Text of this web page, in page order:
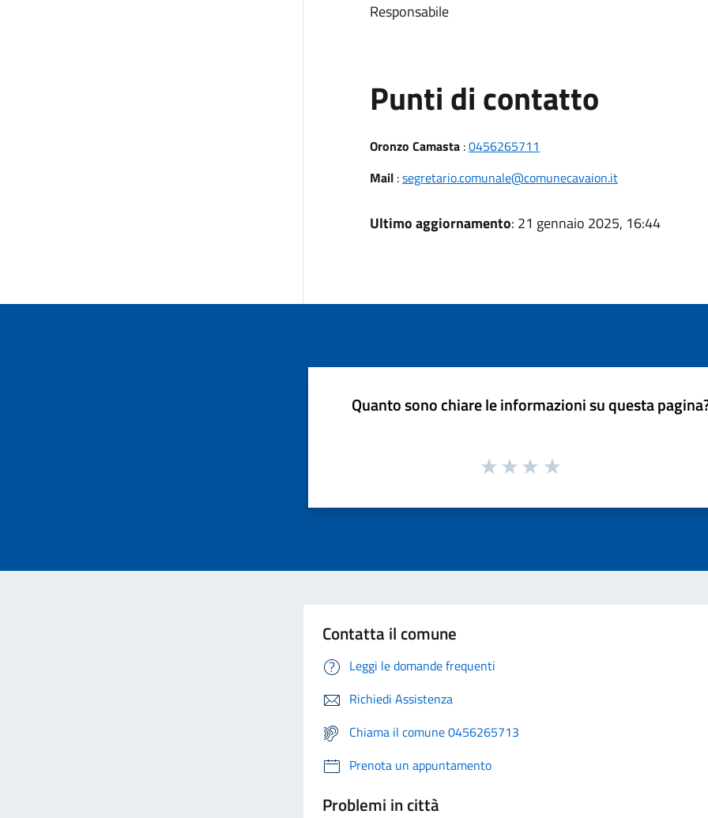
Responsabile
Punti di contatto
Oronzo Camasta:0456265711
Mail:segretario.comunale@comunecavaion.it
Ultimo aggiornamento: 21 gennaio 2025, 16:44
Quanto sono chiare le informazioni su questa
Contatta il comune
Leggi le domande frequenti
Richiedi Assistenza
Chiama il comune 0456265713
Prenota un appuntamento
Problemi in città